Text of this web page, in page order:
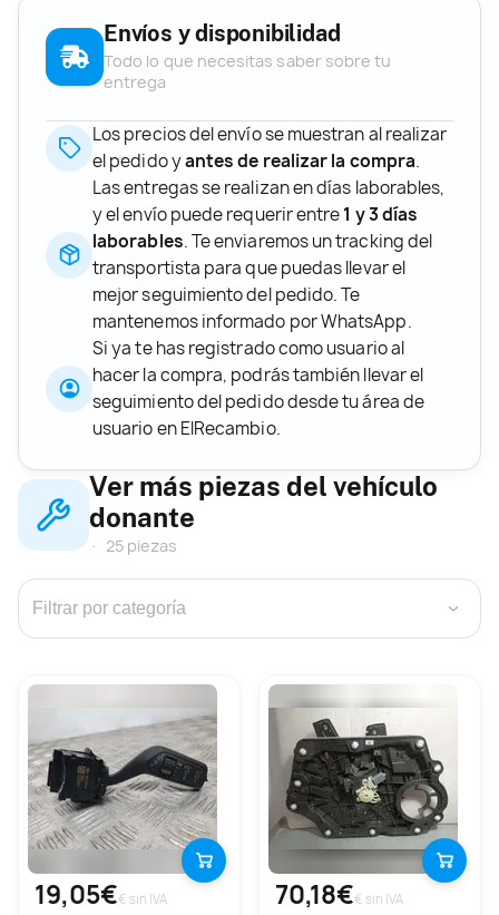
Envíos y disponibilidad
Todo lo que necesitas saber sobre tu
entrega
Los precios del envío se muestran al realizar
el pedido yantes de realizar la compra.
Las entregas se realizan en días laborables,
y el envío puede requerir entre1 y 3 días
laborables. Te enviaremos un tracking del
transportista para que puedas llevar el
mejor seguimiento del pedido. Te
mantenemos informado por WhatsApp.
Si ya te has registrado como usuario al
hacer la compra, podrás también llevar el
seguimiento del pedido desde tu área de
usuario en ElRecambio.
Ver más piezas del vehículo
donante
25 piezas
›
19,05€€ sin IVA 70,18€€ sin IVA